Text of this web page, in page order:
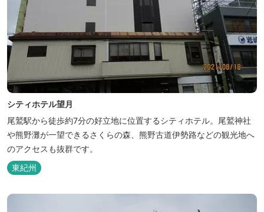
シティホテル望月
尾鷲駅から徒歩約7分の好立地に位置するシティホテル。尾鷲神社
や熊野灘が一望できるさくらの森、熊野古道伊勢路などの観光地へ
のアクセスも抜群です。
東紀州